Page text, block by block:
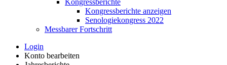
Kongressberichte
Kongressberichte anzeigen
Senologiekongress 2022
Messbarer Fortschritt
Login
Konto bearbeiten